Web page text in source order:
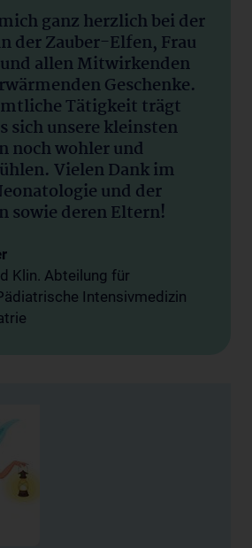
ganz herzlich bei der
der Zauber-Elfen, Frau
allen Mitwirkenden
Geschenke.
Tätigkeit trägt
sich unsere kleinsten
noch wohler und
Vielen Dank im
und der
sowie deren Eltern!
Klin. Abteilung für
Intensivmedizin